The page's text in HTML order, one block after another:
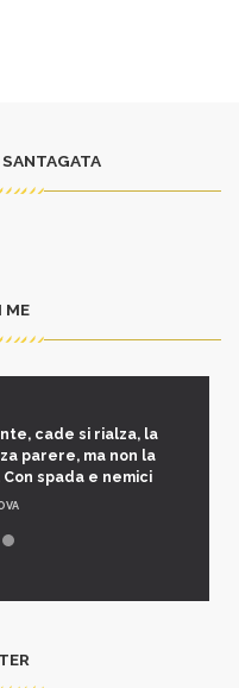
ME
cade si rialza, la
parere, ma non la
spada e nemici